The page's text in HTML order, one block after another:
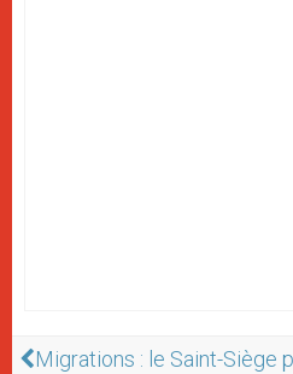
Migrations : le Saint-Siège